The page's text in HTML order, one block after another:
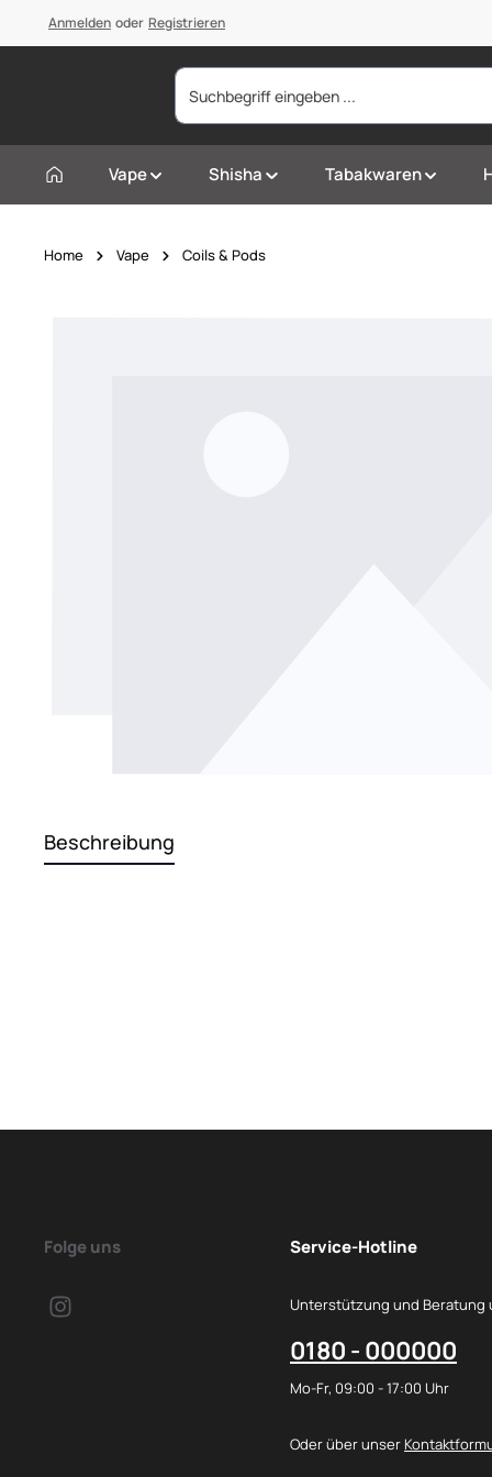
Zur Hauptnavigation springen
Anmelden oder Registrieren
Vape Shisha Tabakwaren
Home Vape Coils & Pods
Beschreibung
Folge uns Service-Hotline
Unterstützung und Beratung
0180 - 000000
Mo-Fr, 09:00 - 17:00 Uhr
Oder über unser